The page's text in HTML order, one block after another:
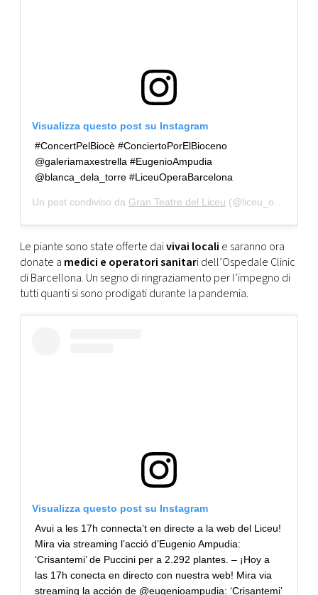
Visualizza questo post su Instagram
#ConcertPelBiocè #ConciertoPorElBioceno
@galeriamaxestrella #EugenioAmpudia
@blanca_dela_torre #LiceuOperaBarcelona
Un post condiviso da Gran Teatre del Liceu (@liceu_opera_barcelona) in data:
Le piante sono state offerte daivivai locali e saranno ora
donate a medici e operatori sanitari dell’Ospedale Clinic
di Barcellona. Un segno di ringraziamento per l’impegno di
tutti quanti si sono prodigati durante la pandemia.
Visualizza questo post su Instagram
Avui a les 17h connecta’t en directe a la web del Liceu!
Mira via streaming l’acció d’Eugenio Ampudia:
‘Crisantemi’ de Puccini per a 2.292 plantes. – ¡Hoy a
las 17h conecta en directo con nuestra web! Mira via
streaming la acción de @eugenioampudia: ‘Crisantemi’